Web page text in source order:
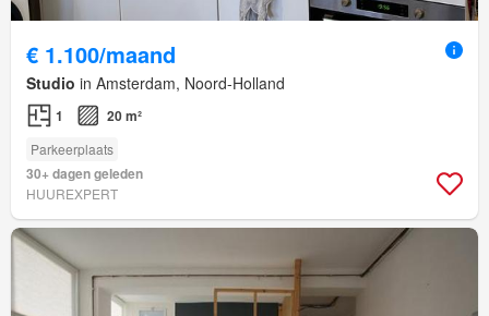
€ 1.100/maand
Studio in Amsterdam, Noord-Holland
1 20 m²
Parkeerplaats
30+ dagen geleden
HUUREXPERT